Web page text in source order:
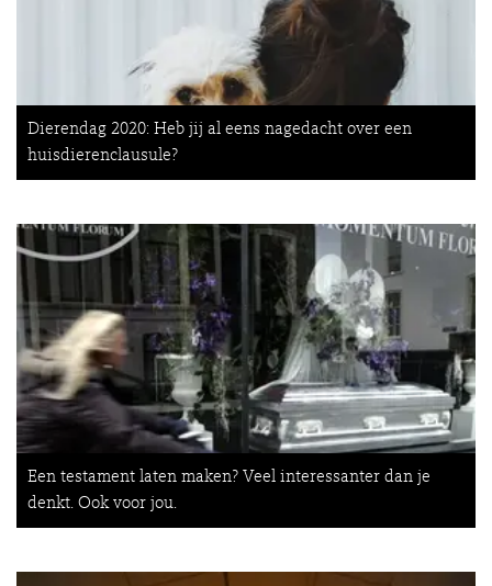
Dierendag 2020: Heb jij al eens nagedacht over een
huisdierenclausule?
Een testament laten maken? Veel interessanter dan je
denkt. Ook voor jou.